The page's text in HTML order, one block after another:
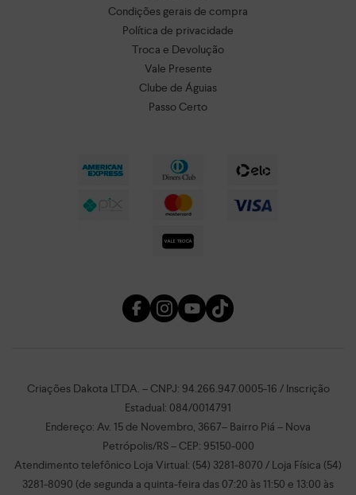
Condições gerais de compra
Política de privacidade
Troca e Devolução
Vale Presente
Clube de Águias
Passo Certo
Criações Dakota LTDA. – CNPJ: 94.266.947.0005-16 / Inscrição
Estadual: 084/0014791
Endereço: Av. 15 de Novembro, 3667– Bairro Piá – Nova
Petrópolis/RS – CEP: 95150-000
Atendimento telefônico Loja Virtual: (54) 3281-8070 / Loja Física (54)
3281-8090 (de segunda a quinta-feira das 07:20 às 11:50 e 13:00 às